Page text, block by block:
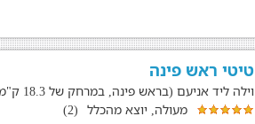
טיטי ראש פינה
וילה ליד אניעם (בראש פינה, במרחק של 18.3 ק"מ)
מעולה, יוצא מהכלל (2)